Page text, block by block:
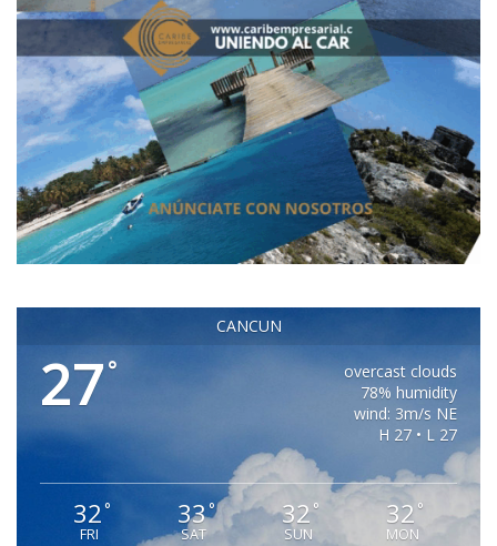
CANCUN
27°
overcast clouds
78% humidity
wind: 3m/s NE
H 27 • L 27
32°
FRI
33°
SAT
32 °
SUN
32 °
MON